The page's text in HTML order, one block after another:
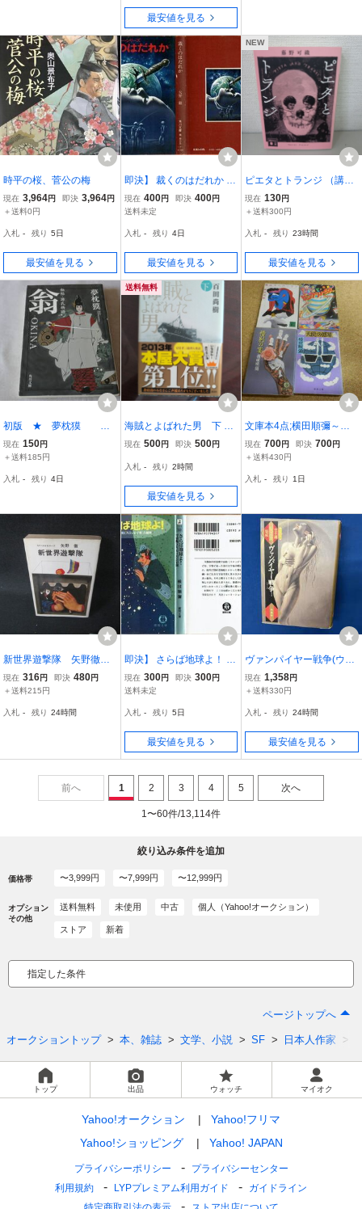
最安値を見る
時平の桜、菅公の梅
現在 3,964円 即決 3,964円
＋送料0円
入札 - 残り 5日
最安値を見る
即決】 裁くのはだれか ゴ
ンドー・ゴロー・シリー
ズ/初版 矢野徹 角川文庫/
現在 400円 即決 400円
送料未定
入札 - 残り 4日
最安値を見る
NEW
ピエタとトランジ （講談
社文庫 ふ８３－２） 藤
野可織／〔著〕/本◆B072
現在 130円
＋送料300円
入札 - 残り 23時間
最安値を見る
初版 ★ 夢枕獏 秘
帖・源氏物語 翁 ★
角川文庫
現在 150円
＋送料185円
入札 - 残り 4日
送料無料
海賊とよばれた男 下 百
田尚樹／著
現在 500円 即決 500円
入札 - 残り 2時間
最安値を見る
文庫本4点;横田順彌～俺
はスーパーマン,天使の惑
星,ヨコジュンのびっくり
現在 700円 即決 700円
＋送料430円
入札 - 残り 1日
新世界遊撃隊 矢野徹
鶴書房 日焼け強シミ有/I
DU
現在 316円 即決 480円
＋送料215円
入札 - 残り 24時間
即決】 さらば地球よ！ ~
宇宙船(スロッピイ号)の冒
険~/初版 横田順彌 徳間文
現在 300円 即決 300円
送料未定
入札 - 残り 5日
最安値を見る
ヴァンパイヤー戦争(ウォ
ーズ)(1) 笠井潔
現在 1,358円
＋送料330円
入札 - 残り 24時間
最安値を見る
前へ 1 2 3 4 5 次へ
1〜60件/13,114件
絞り込み条件を追加
価格帯 〜3,999円 〜7,999円 〜12,999円
オプション
その他
送料無料 未使用 中古 個人（Yahoo!オークション）
ストア 新着
指定した条件
ページトップへ
オークショントップ 本、雑誌 文学、小説 SF 日本人作家
トップ 出品 ウォッチ マイオク
Yahoo!オークション
Yahoo!フリマ
Yahoo!ショッピング
Yahoo! JAPAN
プライバシーポリシー
プライバシーセンター
利用規約
LYPプレミアム利用ガイド
ガイドライン